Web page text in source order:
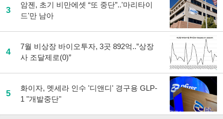
3
암젠, 초기 비만에셋 “또 중단”..'마리타이
드'만 남아
4
7월 비상장 바이오투자, 3곳 892억..”상장
사 조달제로(0)”
5
화이자, 멧세라 인수 '디앤디' 경구용 GLP-
1 "개발중단"